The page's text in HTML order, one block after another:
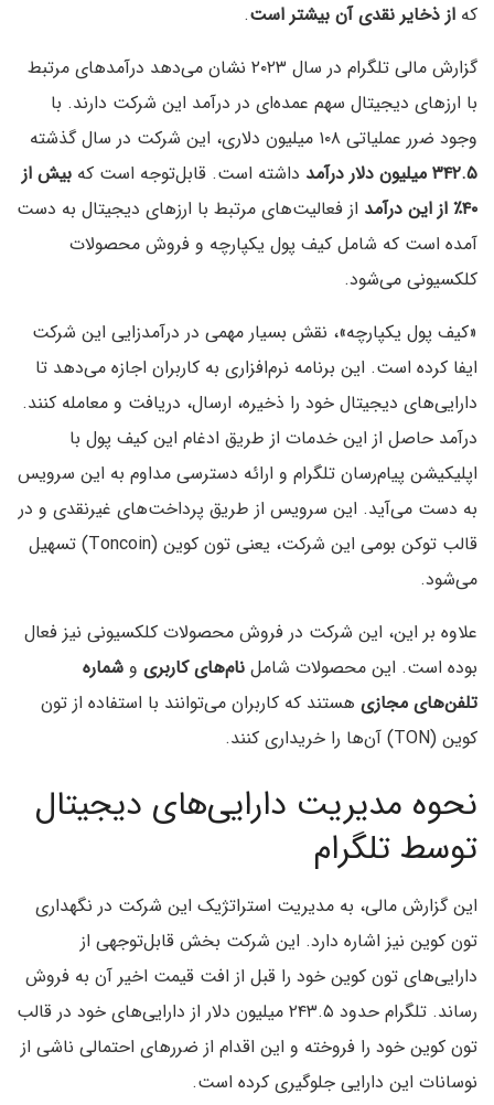
که از ذخایر نقدی آن بیشتر است.
گزارش مالی تلگرام در سال ۲۰۲۳ نشان می‌دهد درآمدهای مرتبط
با ارزهای دیجیتال سهم عمده‌ای در درآمد این شرکت دارند. با
وجود ضرر عملیاتی ۱۰۸ میلیون دلاری، این شرکت در سال گذشته
۳۴۲.۵ میلیون دلار درآمد
داشته است. قابل‌توجه است که بیش از
۴۰٪ از این درآمد
از فعالیت‌های مرتبط با ارزهای دیجیتال به دست
آمده است که شامل کیف پول یکپارچه و فروش محصولات
کلکسیونی می‌شود.
«کیف پول یکپارچه»، نقش بسیار مهمی در درآمدزایی این شرکت
ایفا کرده است. این برنامه نرم‌افزاری به کاربران اجازه می‌دهد تا
دارایی‌های دیجیتال خود را ذخیره، ارسال، دریافت و معامله کنند.
درآمد حاصل از این خدمات از طریق ادغام این کیف پول با
اپلیکیشن پیام‌رسان تلگرام و ارائه دسترسی مداوم به این سرویس
به دست می‌آید. این سرویس از طریق پرداخت‌های غیرنقدی و در
قالب توکن بومی این شرکت، یعنی تون کوین (Toncoin) تسهیل
می‌شود.
علاوه بر این، این شرکت در فروش محصولات کلکسیونی نیز فعال
بوده است. این محصولات شامل نام‌های کاربری و شماره‌
تلفن‌های مجازی هستند که کاربران می‌توانند با استفاده از تون
کوین (TON) آن‌ها را خریداری کنند.
نحوه مدیریت دارایی‌های دیجیتال
توسط تلگرام
این گزارش مالی، به مدیریت استراتژیک این شرکت در نگهداری
تون کوین نیز اشاره دارد. این شرکت بخش قابل‌توجهی از
دارایی‌های تون کوین خود را قبل از افت قیمت اخیر آن به فروش
رساند. تلگرام حدود ۲۴۳.۵ میلیون دلار از دارایی‌های خود در قالب
تون کوین خود را فروخته‌ و این اقدام از ضررهای احتمالی ناشی از
نوسانات این دارایی جلوگیری کرده است.